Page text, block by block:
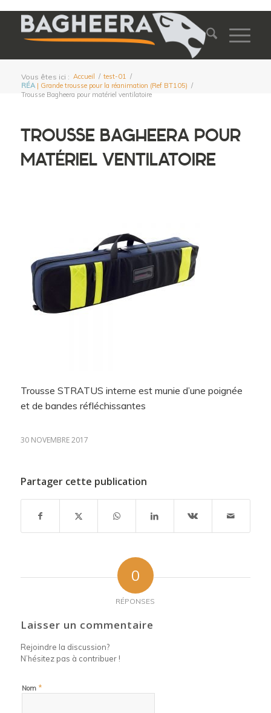
Vous êtes ici : Accueil / test-01 /
RÉA| Grande trousse pour la réanimation (Ref BT105) /
Trousse Bagheera pour matériel ventilatoire
TROUSSE BAGHEERA POUR
MATÉRIEL VENTILATOIRE
Trousse STRATUS interne est munie d’une poignée
et de bandes réfléchissantes
30 NOVEMBRE 2017
Partager cette publication
0
RÉPONSES
Laisser un commentaire
Rejoindre la discussion?
N’hésitez pas à contribuer !
Nom *